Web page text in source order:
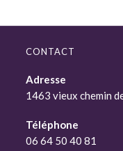
CONTACT
Adresse
1463 vieux chemin
Téléphone
06 64 50 40 81